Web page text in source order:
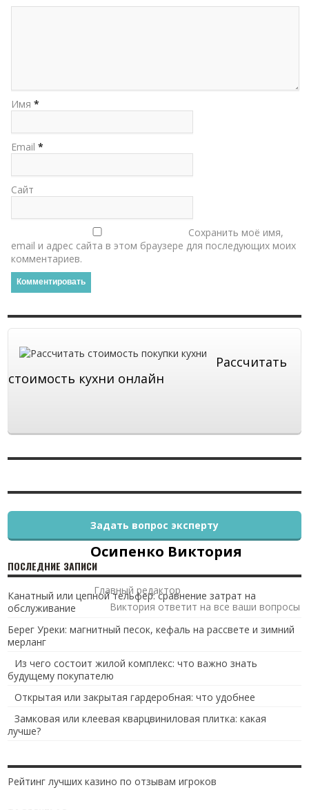
Имя *
Email *
Сайт
Сохранить моё имя,
email и адрес сайта в этом браузере для последующих моих
комментариев.
Рассчитать
стоимость кухни онлайн
Осипенко Виктория
Главный редактор
Виктория ответит на все ваши вопросы
Задать вопрос эксперту
ПОСЛЕДНИЕ ЗАПИСИ
Канатный или цепной тельфер: сравнение затрат на
обслуживание
Берег Уреки: магнитный песок, кефаль на рассвете и зимний
мерланг
Из чего состоит жилой комплекс: что важно знать
будущему покупателю
Открытая или закрытая гардеробная: что удобнее
Замковая или клеевая кварцвиниловая плитка: какая
лучше?
Рейтинг лучших казино по отзывам игроков